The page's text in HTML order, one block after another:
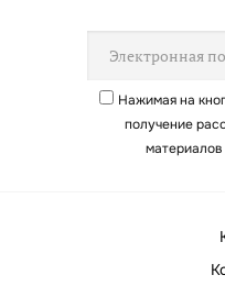
Нажимая на
получение